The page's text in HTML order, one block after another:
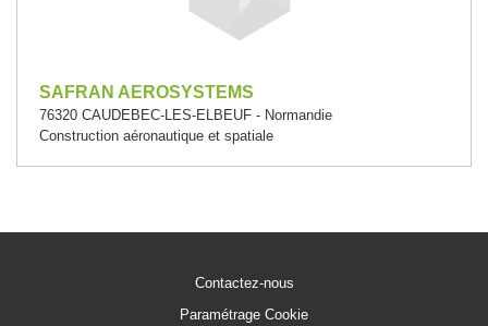
SAFRAN AEROSYSTEMS
76320 CAUDEBEC-LES-ELBEUF - Normandie
Construction aéronautique et spatiale
Contactez-nous
Paramétrage Cookie